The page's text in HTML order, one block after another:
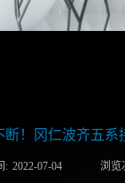
断！冈仁波齐五系
: 2022-07-04 浏览